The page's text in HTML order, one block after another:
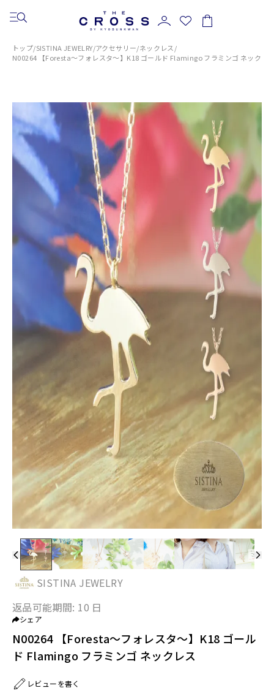
トップ/SISTINA JEWELRY/アクセサリー/ネックレス /
N00264 【Foresta～フォレスタ～】K18 ゴールド Flamingo フラミンゴ ネックレ
SISTINA JEWELRY
返品可能期間: 10 日
シェア
N00264 【Foresta～フォレスタ～】K18 ゴール
ド Flamingo フラミンゴ ネックレス
レビューを書く